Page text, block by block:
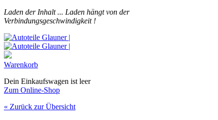
Laden der Inhalt ... Laden hängt von der
Verbindungsgeschwindigkeit !
Warenkorb
Dein Einkaufswagen ist leer
Zum Online-Shop
« Zurück zur Übersicht